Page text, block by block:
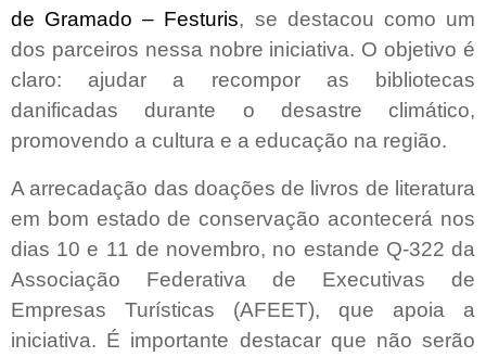
de Gramado – Festuris, se destacou como um
dos parceiros nessa nobre iniciativa. O objetivo é
claro: ajudar a recompor as bibliotecas
danificadas durante o desastre climático,
promovendo a cultura e a educação na região.
A arrecadação das doações de livros de literatura
em bom estado de conservação acontecerá nos
dias 10 e 11 de novembro, no estande Q-322 da
Associação Federativa de Executivas de
Empresas Turísticas (AFEET), que apoia a
iniciativa. É importante destacar que não serão